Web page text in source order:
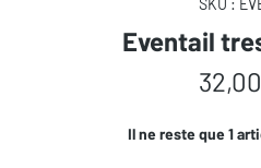
SKU :
Eventail
Il ne reste que 1